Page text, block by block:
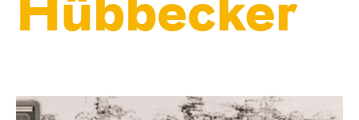
Hübbecker